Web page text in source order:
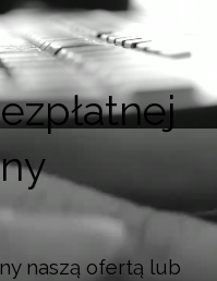
naszą ofertą lub